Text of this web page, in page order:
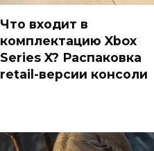
Что входит в
комплектацию Xbox
Series X? Распаковка
retail-версии консоли